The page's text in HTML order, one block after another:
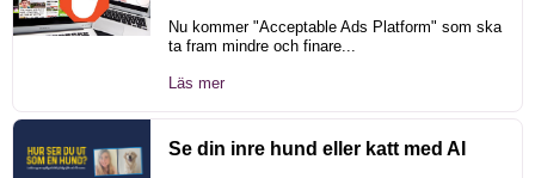
Nu kommer "Acceptable Ads Platform" som ska
ta fram mindre och finare...
Läs mer
Se din inre hund eller katt med AI